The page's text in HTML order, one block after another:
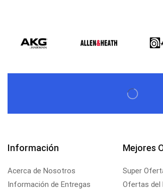
Información
Acerca de Nosotros
Información de Entregas
Mejores
Super
Ofertas del